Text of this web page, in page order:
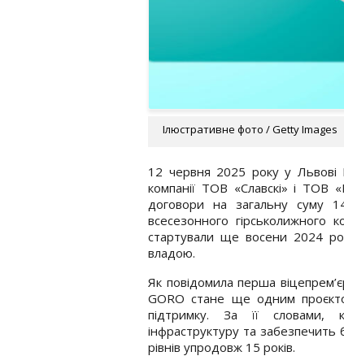
Ілюстративне фото / Getty Images
12 червня 2025 року у Львові
компанії ТОВ «Славскі» і ТОВ
договори на загальну суму
всесезонного
стартували ще восени 2024
владою.
Як повідомила перша
GORO стане ще одним
підтримку. За її словами,
інфраструктуру та
рівнів упродовж 15 років.